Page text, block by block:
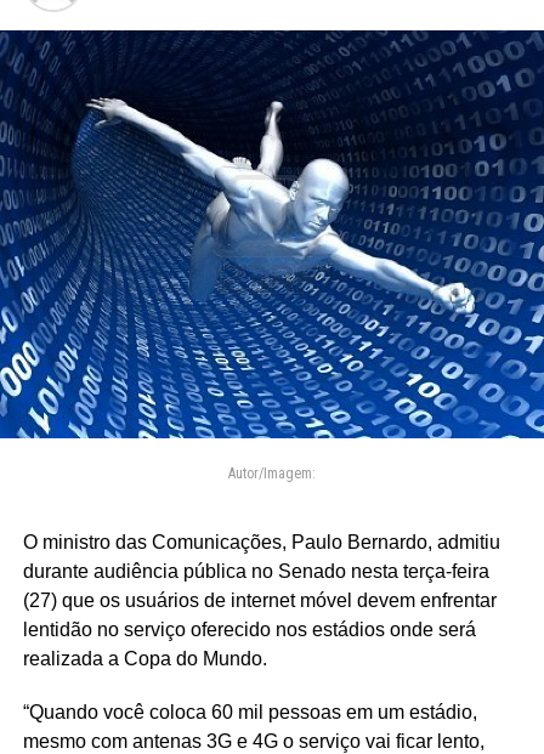
Autor/Imagem:
O ministro das Comunicações, Paulo Bernardo, admitiu
durante audiência pública no Senado nesta terça-feira
(27) que os usuários de internet móvel devem enfrentar
lentidão no serviço oferecido nos estádios onde será
realizada a Copa do Mundo.
“Quando você coloca 60 mil pessoas em um estádio,
mesmo com antenas 3G e 4G o serviço vai ficar lento,